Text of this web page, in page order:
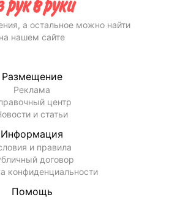
а остальное можно найти
на нашем сайте
Размещение
Реклама
центр
и статьи
Информация
и правила
договор
конфиденциальности
Помощь